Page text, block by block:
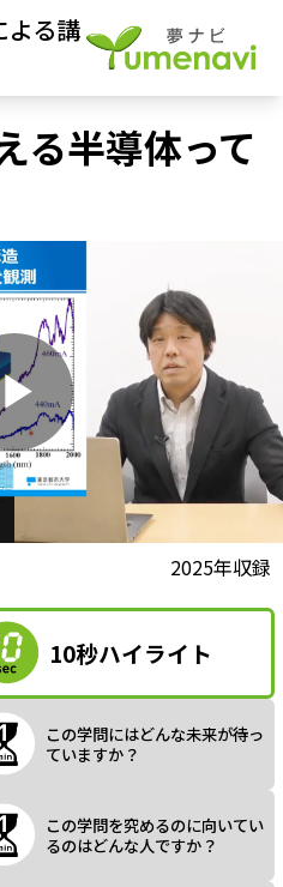
よる講
る半導体って
P
a
y
2025年収録
10秒ハイライト
この学問にはどんな未来が待っ
ていますか？
この学問を究めるのに向いてい
るのはどんな人ですか？